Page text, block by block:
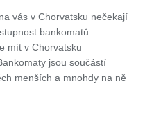
vás v Chorvatsku nečekají
bankomatů
mít v Chorvatsku
jsou součástí
menších a mnohdy na ně